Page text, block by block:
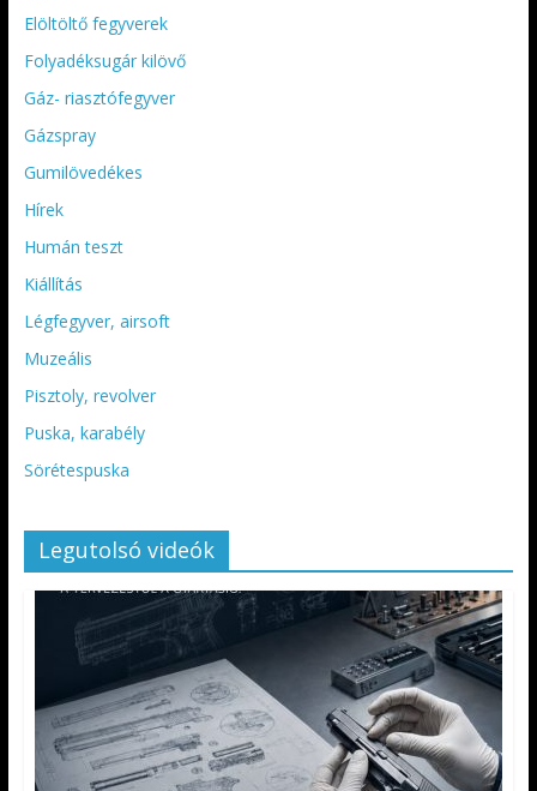
Elöltöltő fegyverek
Folyadéksugár kilövő
Gáz- riasztófegyver
Gázspray
Gumilövedékes
Hírek
Humán teszt
Kiállítás
Légfegyver, airsoft
Muzeális
Pisztoly, revolver
Puska, karabély
Sörétespuska
Legutolsó videók